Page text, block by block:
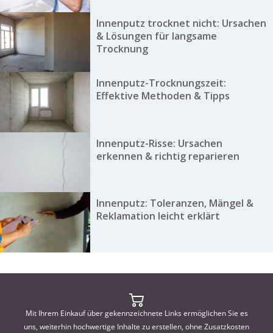
Innenputz trocknet nicht: Ursachen
& Lösungen für langsame
Trocknung
Innenputz-Trocknungszeit:
Effektive Methoden & Tipps
Innenputz-Risse: Ursachen
erkennen & richtig reparieren
Innenputz: Toleranzen, Mängel &
Reklamation leicht erklärt
Mit Ihrem Einkauf über gekennzeichnete Links ermöglichen Sie es
uns, weiterhin hochwertige Inhalte zu erstellen, ohne Zusatzkosten